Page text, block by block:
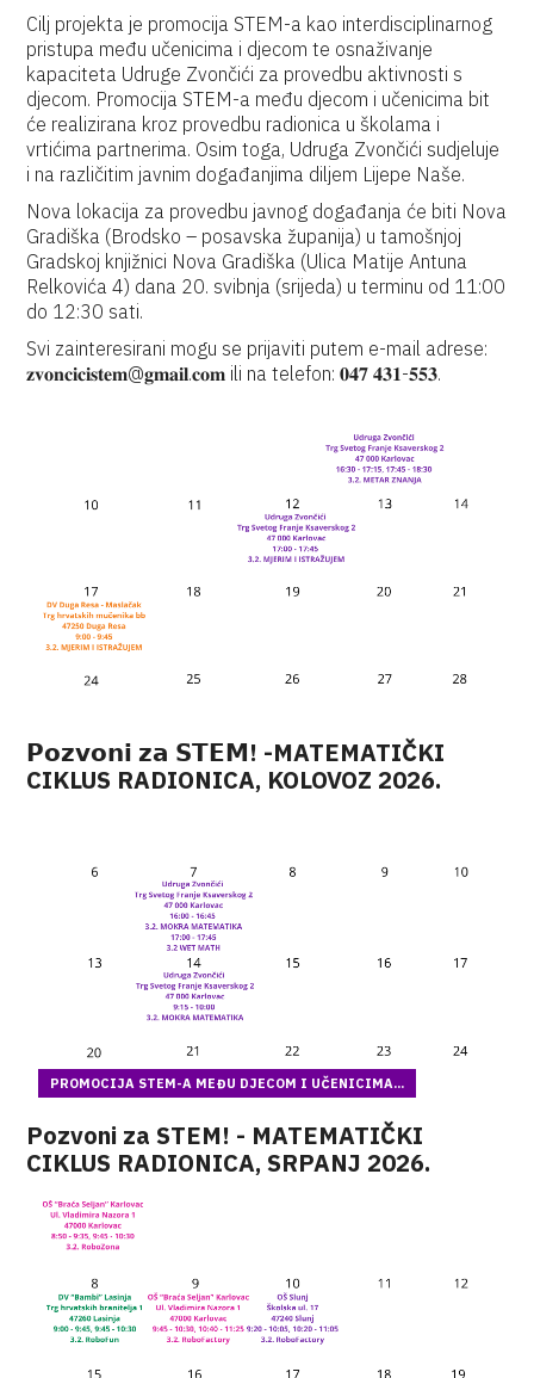
Cilj projekta je promocija STEM-a kao interdisciplinarnog
pristupa među učenicima i djecom te osnaživanje
kapaciteta Udruge Zvončići za provedbu aktivnosti s
djecom. Promocija STEM-a među djecom i učenicima bit
će realizirana kroz provedbu radionica u školama i
vrtićima partnerima. Osim toga, Udruga Zvončići sudjeluje
i na različitim javnim događanjima diljem Lijepe Naše.
Nova lokacija za provedbu javnog događanja će biti Nova
Gradiška (Brodsko – posavska županija) u tamošnjoj
Gradskoj knjižnici Nova Gradiška (Ulica Matije Antuna
Relkovića 4) dana 20. svibnja (srijeda) u terminu od 11:00
do 12:30 sati.
Svi zainteresirani mogu se prijaviti putem e-mail adrese:
𝐳𝐯𝐨𝐧𝐜𝐢𝐜𝐢𝐬𝐭𝐞𝐦@𝐠𝐦𝐚𝐢𝐥.𝐜𝐨𝐦 ili na telefon: 𝟎𝟒𝟕 𝟒𝟑𝟏-𝟓𝟓𝟑.
𝗣𝗼𝘇𝘃𝗼𝗻𝗶 𝘇𝗮 𝗦𝗧𝗘𝗠! -MATEMATIČKI
CIKLUS RADIONICA, KOLOVOZ 2026.
PROMOCIJA STEM-A MEĐU DJECOM I UČENICIMA...
Pozvoni za STEM! - MATEMATIČKI
CIKLUS RADIONICA, SRPANJ 2026.